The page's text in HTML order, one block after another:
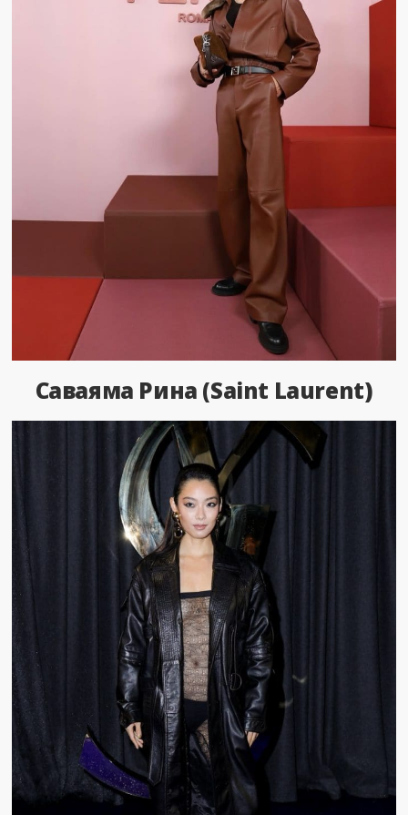
Саваяма Рина (Saint Laurent)